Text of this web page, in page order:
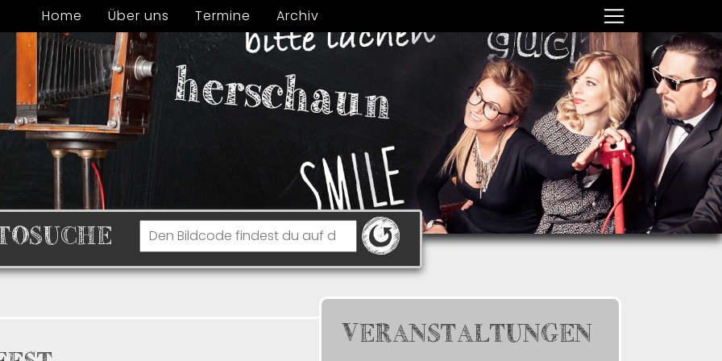
Home Über uns Termine Archiv
VERANSTALTUNGEN